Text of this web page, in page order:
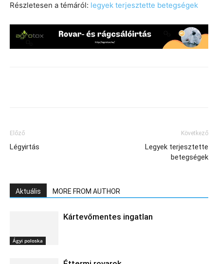
Részletesen a témáról: legyek terjesztette betegségek
Előző
Légyirtás
Következő
Legyek terjesztette
betegségek
Aktuális MORE FROM AUTHOR
Ágyi poloska
Kártevőmentes ingatlan